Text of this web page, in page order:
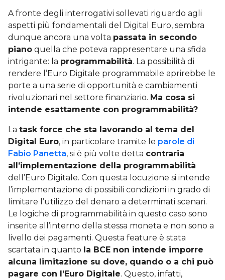
A fronte degli interrogativi sollevati riguardo agli
aspetti più fondamentali del Digital Euro, sembra
dunque ancora una volta passata in secondo
piano quella che poteva rappresentare una sfida
intrigante: la programmabilità. La possibilità di
rendere l’Euro Digitale programmabile aprirebbe le
porte a una serie di opportunità e cambiamenti
rivoluzionari nel settore finanziario. Ma cosa si
intende esattamente con programmabilità?
La task force che sta lavorando al tema del
Digital Euro, in particolare tramite le parole di
Fabio Panetta, si è più volte detta contraria
all’implementazione della programmabilità
dell’Euro Digitale. Con questa locuzione si intende
l’implementazione di possibili condizioni in grado di
limitare l’utilizzo del denaro a determinati scenari.
Le logiche di programmabilità in questo caso sono
inserite all’interno della stessa moneta e non sono a
livello dei pagamenti. Questa feature è stata
scartata in quanto la BCE non intende imporre
alcuna limitazione su dove, quando o a chi può
pagare con l’Euro Digitale. Questo, infatti,